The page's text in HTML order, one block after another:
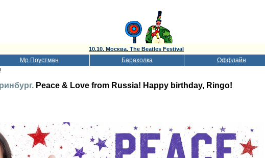
10.10. Москва. The Beatles Festival
Мр.Поустман Барахолка Оффлайн
Peace & Love from Russia! Happy birthday, Ringo!